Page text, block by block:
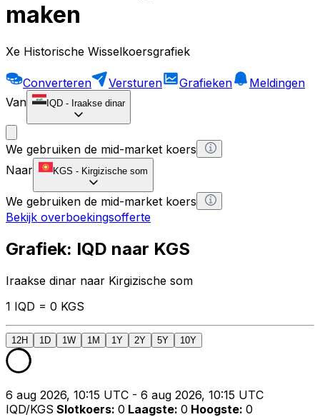
maken
Xe Historische Wisselkoersgrafiek
Converteren Versturen Grafieken
Meldingen
Van
IQD - Iraakse dinar
We gebruiken de mid-market koers
Naar
KGS - Kirgizische som
We gebruiken de mid-market koers
Bekijk overboekingsofferte
Grafiek: IQD naar KGS
Iraakse dinar naar Kirgizische som
1 IQD = 0 KGS
12H 1D 1W 1M 1Y 2Y 5Y 10Y
6 aug 2026, 10:15 UTC - 6 aug 2026, 10:15 UTC
IQD/KGS Slotkoers: 0 Laagste: 0 Hoogste: 0